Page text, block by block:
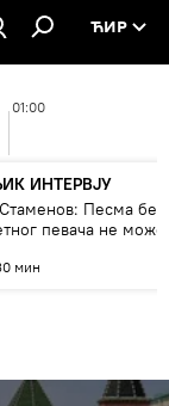
ЋИР
01:00
ИНТЕРВЈУ
Песма без
певача не може
мин